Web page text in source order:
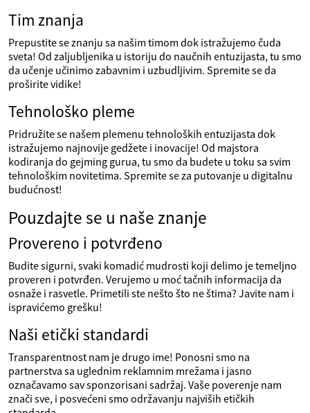
Tim znanja
Prepustite se znanju sa našim timom dok istražujemo čuda
sveta! Od zaljubljenika u istoriju do naučnih entuzijasta, tu smo
da učenje učinimo zabavnim i uzbudljivim. Spremite se da
proširite vidike!
Tehnološko pleme
Pridružite se našem plemenu tehnoloških entuzijasta dok
istražujemo najnovije gedžete i inovacije! Od majstora
kodiranja do gejming gurua, tu smo da budete u toku sa svim
tehnološkim novitetima. Spremite se za putovanje u digitalnu
budućnost!
Pouzdajte se u naše znanje
Provereno i potvrđeno
Budite sigurni, svaki komadić mudrosti koji delimo je temeljno
proveren i potvrđen. Verujemo u moć tačnih informacija da
osnaže i rasvetle. Primetili ste nešto što ne štima? Javite nam i
ispravićemo grešku!
Naši etički standardi
Transparentnost nam je drugo ime! Ponosni smo na
partnerstva sa uglednim reklamnim mrežama i jasno
označavamo sav sponzorisani sadržaj. Vaše poverenje nam
znači sve, i posvećeni smo održavanju najviših etičkih